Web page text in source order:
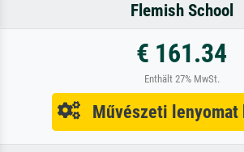
Flemish School
€ 161.34
Enthält 27% MwSt.
Művészeti lenyomat